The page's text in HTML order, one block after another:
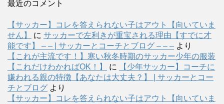
最近のコメント
【サッカー】コレを答えられない子はアウト【向いていま
せん】
に サッカーで左利きが重宝される理由【すでに才
能です】 – – | サッカーとコーチとブログ – – – より
【これが主流です！】寒い秋冬時期のサッカー少年の服装
【これだけわかればOK！】
に
【少年サッカー】コーチに
嫌われる親の特徴【あなたは大丈夫？】 | サッカーとコー
チとブログ より
【サッカー】コレを答えられない子はアウト【向いていま